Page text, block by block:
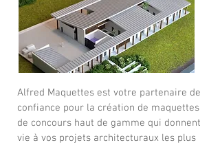
Alfred Maquettes est votre partenaire de
confiance pour la création de maquettes
de concours haut de gamme qui donnent
vie à vos projets architecturaux les plus